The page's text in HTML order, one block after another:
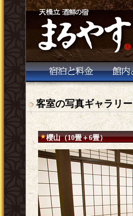
客室の写真ギャラリー
櫻山（10畳＋6畳）